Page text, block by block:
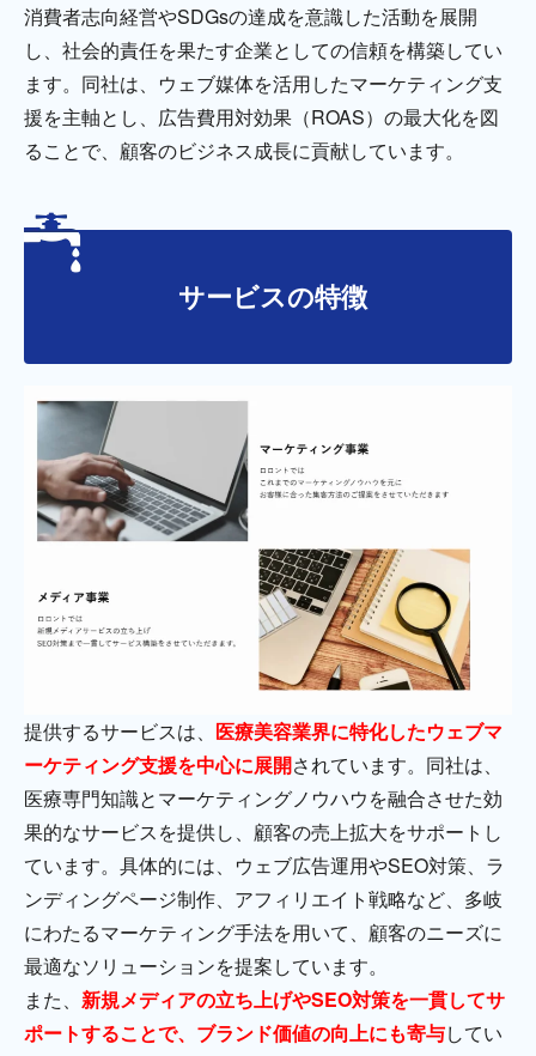
消費者志向経営やSDGsの達成を意識した活動を展開
し、社会的責任を果たす企業としての信頼を構築してい
ます。同社は、ウェブ媒体を活用したマーケティング支
援を主軸とし、広告費用対効果（ROAS）の最大化を図
ることで、顧客のビジネス成長に貢献しています。
サービスの特徴
提供するサービスは、 医療美容業界に特化したウェブマ
ーケティング支援を中心に展開されています。同社は、
医療専門知識とマーケティングノウハウを融合させた効
果的なサービスを提供し、顧客の売上拡大をサポートし
ています。具体的には、ウェブ広告運用やSEO対策、ラ
ンディングページ制作、アフィリエイト戦略など、多岐
にわたるマーケティング手法を用いて、顧客のニーズに
最適なソリューションを提案しています。
また、 新規メディアの立ち上げやSEO対策を一貫してサ
ポートすることで、ブランド価値の向上にも寄与してい